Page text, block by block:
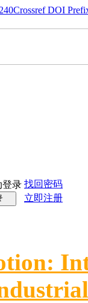
Crossref DOI
登录 找回密码
立即注册